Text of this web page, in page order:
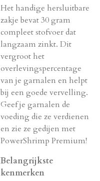
Het handige hersluitbare
zakje bevat 30 gram
compleet stofvoer dat
langzaam zinkt. Dit
vergroot het
overlevingspercentage
van je garnalen en helpt
bij een goede vervelling.
Geef je garnalen de
voeding die ze verdienen
en zie ze gedijen met
PowerShrimp Premium!
Belangrijkste
kenmerken